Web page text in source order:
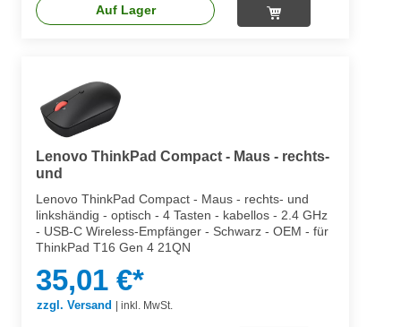
Auf Lager
Lenovo ThinkPad Compact - Maus - rechts-
und
Lenovo ThinkPad Compact - Maus - rechts- und
linkshändig - optisch - 4 Tasten - kabellos - 2.4 GHz
- USB-C Wireless-Empfänger - Schwarz - OEM - für
ThinkPad T16 Gen 4 21QN
35,01 €*
zzgl. Versand inkl. MwSt.